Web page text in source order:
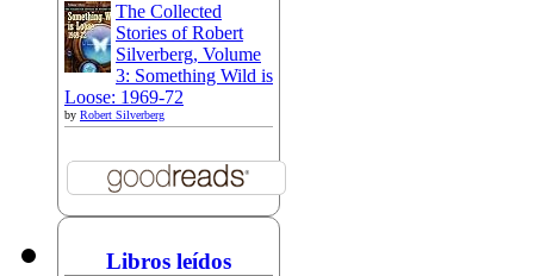
The Collected
Stories of Robert
Silverberg, Volume
3: Something Wild is
Loose: 1969-72
by Robert Silverberg
Libros leídos